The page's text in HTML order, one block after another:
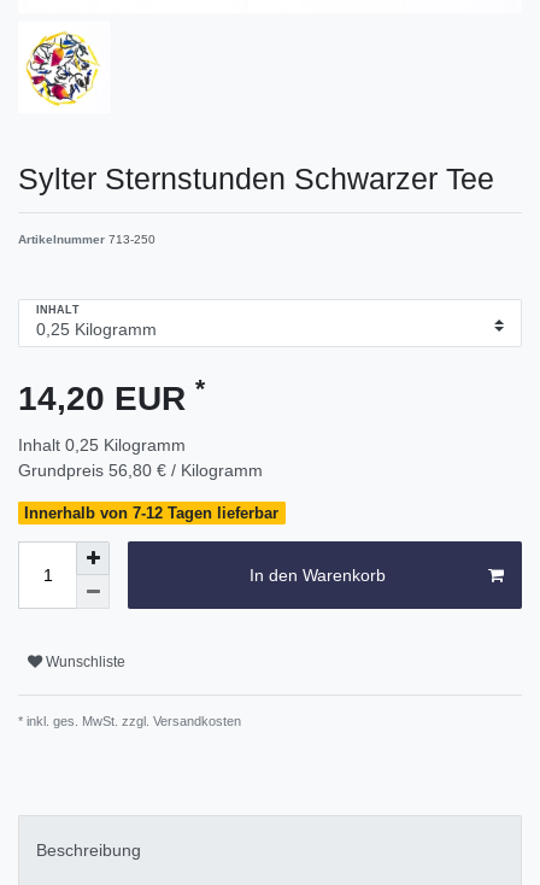
Sylter Sternstunden Schwarzer Tee
Artikelnummer 713-250
INHALT
14,20 EUR *
Inhalt 0,25 Kilogramm
Grundpreis 56,80 € / Kilogramm
Innerhalb von 7-12 Tagen lieferbar
In den Warenkorb
Wunschliste
* inkl. ges. MwSt. zzgl. Versandkosten
Beschreibung